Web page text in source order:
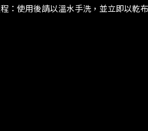
：使用後請以溫水手洗，並立即以乾